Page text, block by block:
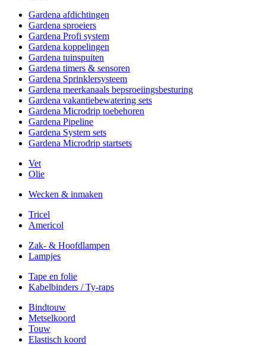
Gardena afdichtingen
Gardena sproeiers
Gardena Profi system
Gardena koppelingen
Gardena tuinspuiten
Gardena timers & sensoren
Gardena Sprinklersysteem
Gardena meerkanaals bepsroeiingsbesturing
Gardena vakantiebewatering sets
Gardena Microdrip toebehoren
Gardena Pipeline
Gardena System sets
Gardena Microdrip startsets
Vet
Olie
Wecken & inmaken
Tricel
Americol
Zak- & Hoofdlampen
Lampjes
Tape en folie
Kabelbinders / Ty-raps
Bindtouw
Metselkoord
Touw
Elastisch koord